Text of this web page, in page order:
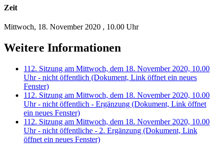
Zeit
Mittwoch, 18. November 2020 , 10.00 Uhr
Weitere Informationen
112. Sitzung am Mittwoch, dem 18. November 2020, 10.00
Uhr - nicht öffentlich (Dokument, Link öffnet ein neues
Fenster)
112. Sitzung am Mittwoch, dem 18. November 2020, 10.00
Uhr - nicht öffentlich - Ergänzung (Dokument, Link öffnet
ein neues Fenster)
112. Sitzung am Mittwoch, dem 18. November 2020, 10.00
Uhr - nicht öffentliche - 2. Ergänzung (Dokument, Link
öffnet ein neues Fenster)